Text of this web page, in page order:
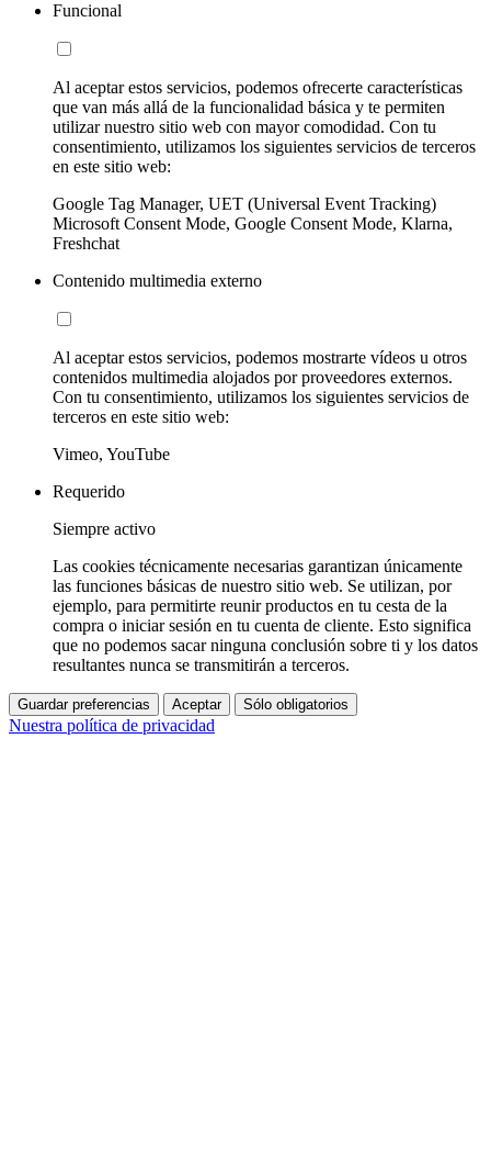
Funcional
Al aceptar estos servicios, podemos ofrecerte características
que van más allá de la funcionalidad básica y te permiten
utilizar nuestro sitio web con mayor comodidad. Con tu
consentimiento, utilizamos los siguientes servicios de terceros
en este sitio web:
Google Tag Manager, UET (Universal Event Tracking)
Microsoft Consent Mode, Google Consent Mode, Klarna,
Freshchat
Contenido multimedia externo
Al aceptar estos servicios, podemos mostrarte vídeos u otros
contenidos multimedia alojados por proveedores externos.
Con tu consentimiento, utilizamos los siguientes servicios de
terceros en este sitio web:
Vimeo, YouTube
Requerido
Siempre activo
Las cookies técnicamente necesarias garantizan únicamente
las funciones básicas de nuestro sitio web. Se utilizan, por
ejemplo, para permitirte reunir productos en tu cesta de la
compra o iniciar sesión en tu cuenta de cliente. Esto significa
que no podemos sacar ninguna conclusión sobre ti y los datos
resultantes nunca se transmitirán a terceros.
Guardar preferencias Aceptar Sólo obligatorios
Nuestra política de privacidad